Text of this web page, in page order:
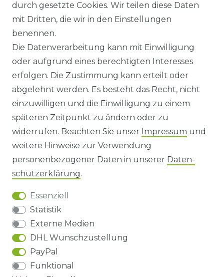
ANFAHRT
WIDERRUFS­FORMULAR
HINWEISE ZUR BATTERIEENTSORGUNG
IMPRESSUM
AGB UND KUNDENINFORMATIONEN
DATENSCHUTZERKLÄRUNG
BARRIEREFREIHEIT
Impressum Daten­schutz­erklärung
durch gesetzte Cookies. Wir teilen diese Daten
mit Dritten, die wir in den Einstellungen
benennen.
Die Datenverarbeitung kann mit Einwilligung
oder aufgrund eines berechtigten Interesses
erfolgen. Die Zustimmung kann erteilt oder
abgelehnt werden. Es besteht das Recht, nicht
einzuwilligen und die Einwilligung zu einem
späteren Zeitpunkt zu ändern oder zu
widerrufen. Beachten Sie unser Impressum und
weitere Hinweise zur Verwendung
personenbezogener Daten in unserer Daten­
schutz­erklärung.
Essenziell
Statistik
Externe Medien
DHL Wunschzustellung
PayPal
Funktional